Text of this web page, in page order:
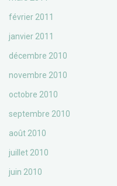
février 2011
janvier 2011
décembre 2010
novembre 2010
octobre 2010
septembre 2010
août 2010
juillet 2010
juin 2010